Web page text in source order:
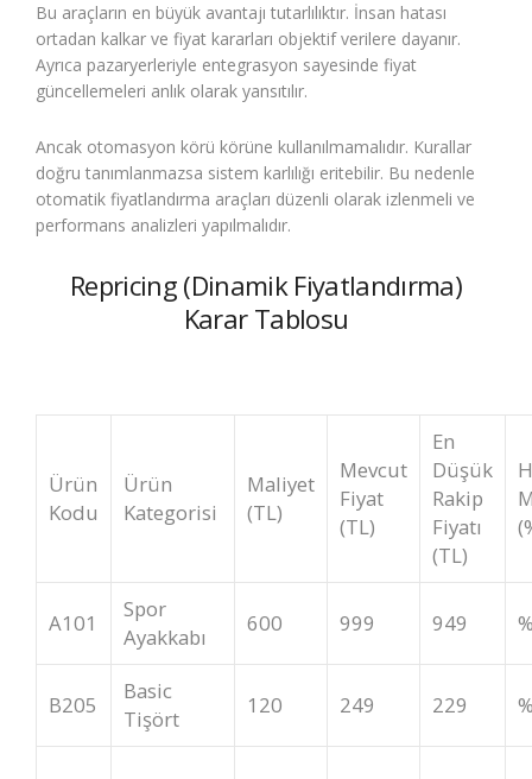
Bu araçların en büyük avantajı tutarlılıktır. İnsan hatası
ortadan kalkar ve fiyat kararları objektif verilere dayanır.
Ayrıca pazaryerleriyle entegrasyon sayesinde fiyat
güncellemeleri anlık olarak yansıtılır.
Ancak otomasyon körü körüne kullanılmamalıdır. Kurallar
doğru tanımlanmazsa sistem karlılığı eritebilir. Bu nedenle
otomatik fiyatlandırma araçları düzenli olarak izlenmeli ve
performans analizleri yapılmalıdır.
Repricing (Dinamik Fiyatlandırma)
Karar Tablosu
Ürün
Kodu
Ürün
Kategorisi
Maliyet
(TL)
Mevcut
Fiyat
(TL)
En
Düşük
Rakip
Fiyatı
(TL)
A101
Spor
Ayakkabı
600 999 949
B205
Basic
Tişört
120 249 229